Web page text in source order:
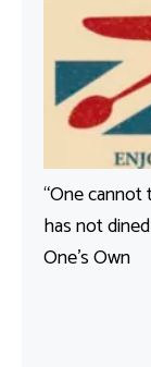
“One
has not
One’s Own